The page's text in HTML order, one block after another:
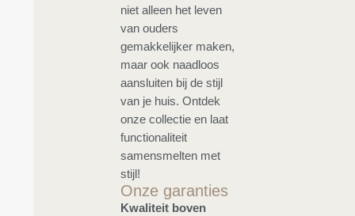
niet alleen het leven
van ouders
gemakkelijker maken,
maar ook naadloos
aansluiten bij de stijl
van je huis. Ontdek
onze collectie en laat
functionaliteit
samensmelten met
stijl!
Onze garanties
Kwaliteit boven